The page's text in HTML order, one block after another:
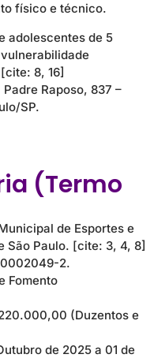
físico e técnico.
adolescentes de 5
8, 16]
Padre Raposo, 837 –
SP.
(Termo
de Esportes e
São Paulo. [cite: 3, 4, 8]
2.
Fomento
(Duzentos e
de 2025 a 01 de